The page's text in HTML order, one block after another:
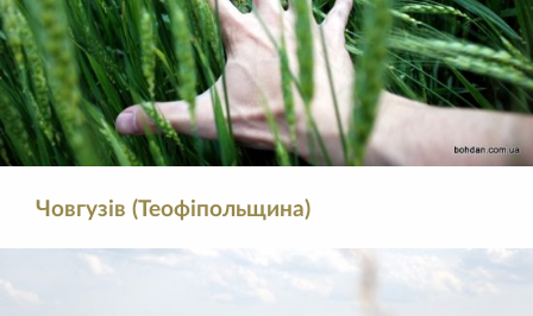
Човгузів (Теофіпольщина)